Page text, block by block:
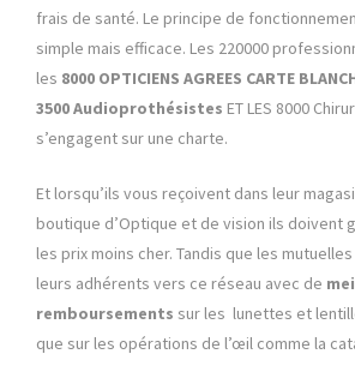
frais de santé. Le principe de
simple mais efficace. Les 220000
les 8000 OPTICIENS AGREES CARTE
3500 Audioprothésistes ET LES 8000
s’engagent sur une charte.
Et lorsqu’ils vous reçoivent dans leur
boutique d’Optique et de vision ils doivent
les prix moins cher. Tandis que les
leurs adhérents vers ce réseau avec de
remboursements sur les lunettes et
que sur les opérations de l’œil comme la